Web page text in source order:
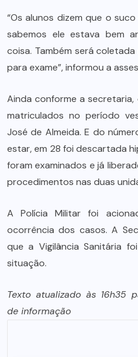
“Os alunos dizem que o
sabemos ele estava bem
coisa. Também será
para exame”, informou a
Ainda conforme a
matriculados no período
José de Almeida. E do
estar, em 28 foi descartada
foram examinados e já
procedimentos nas duas
A Polícia Militar foi
ocorrência dos casos. A
que a Vigilância Sanitária
situação.
Texto atualizado às 16h35
de informação